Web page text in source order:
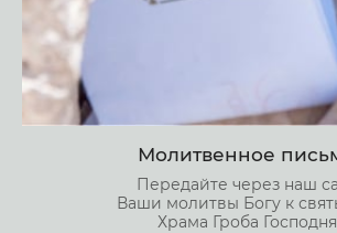
Молитвенное
Передайте через наш
Ваши молитвы Богу к
Храма Гроба Господня